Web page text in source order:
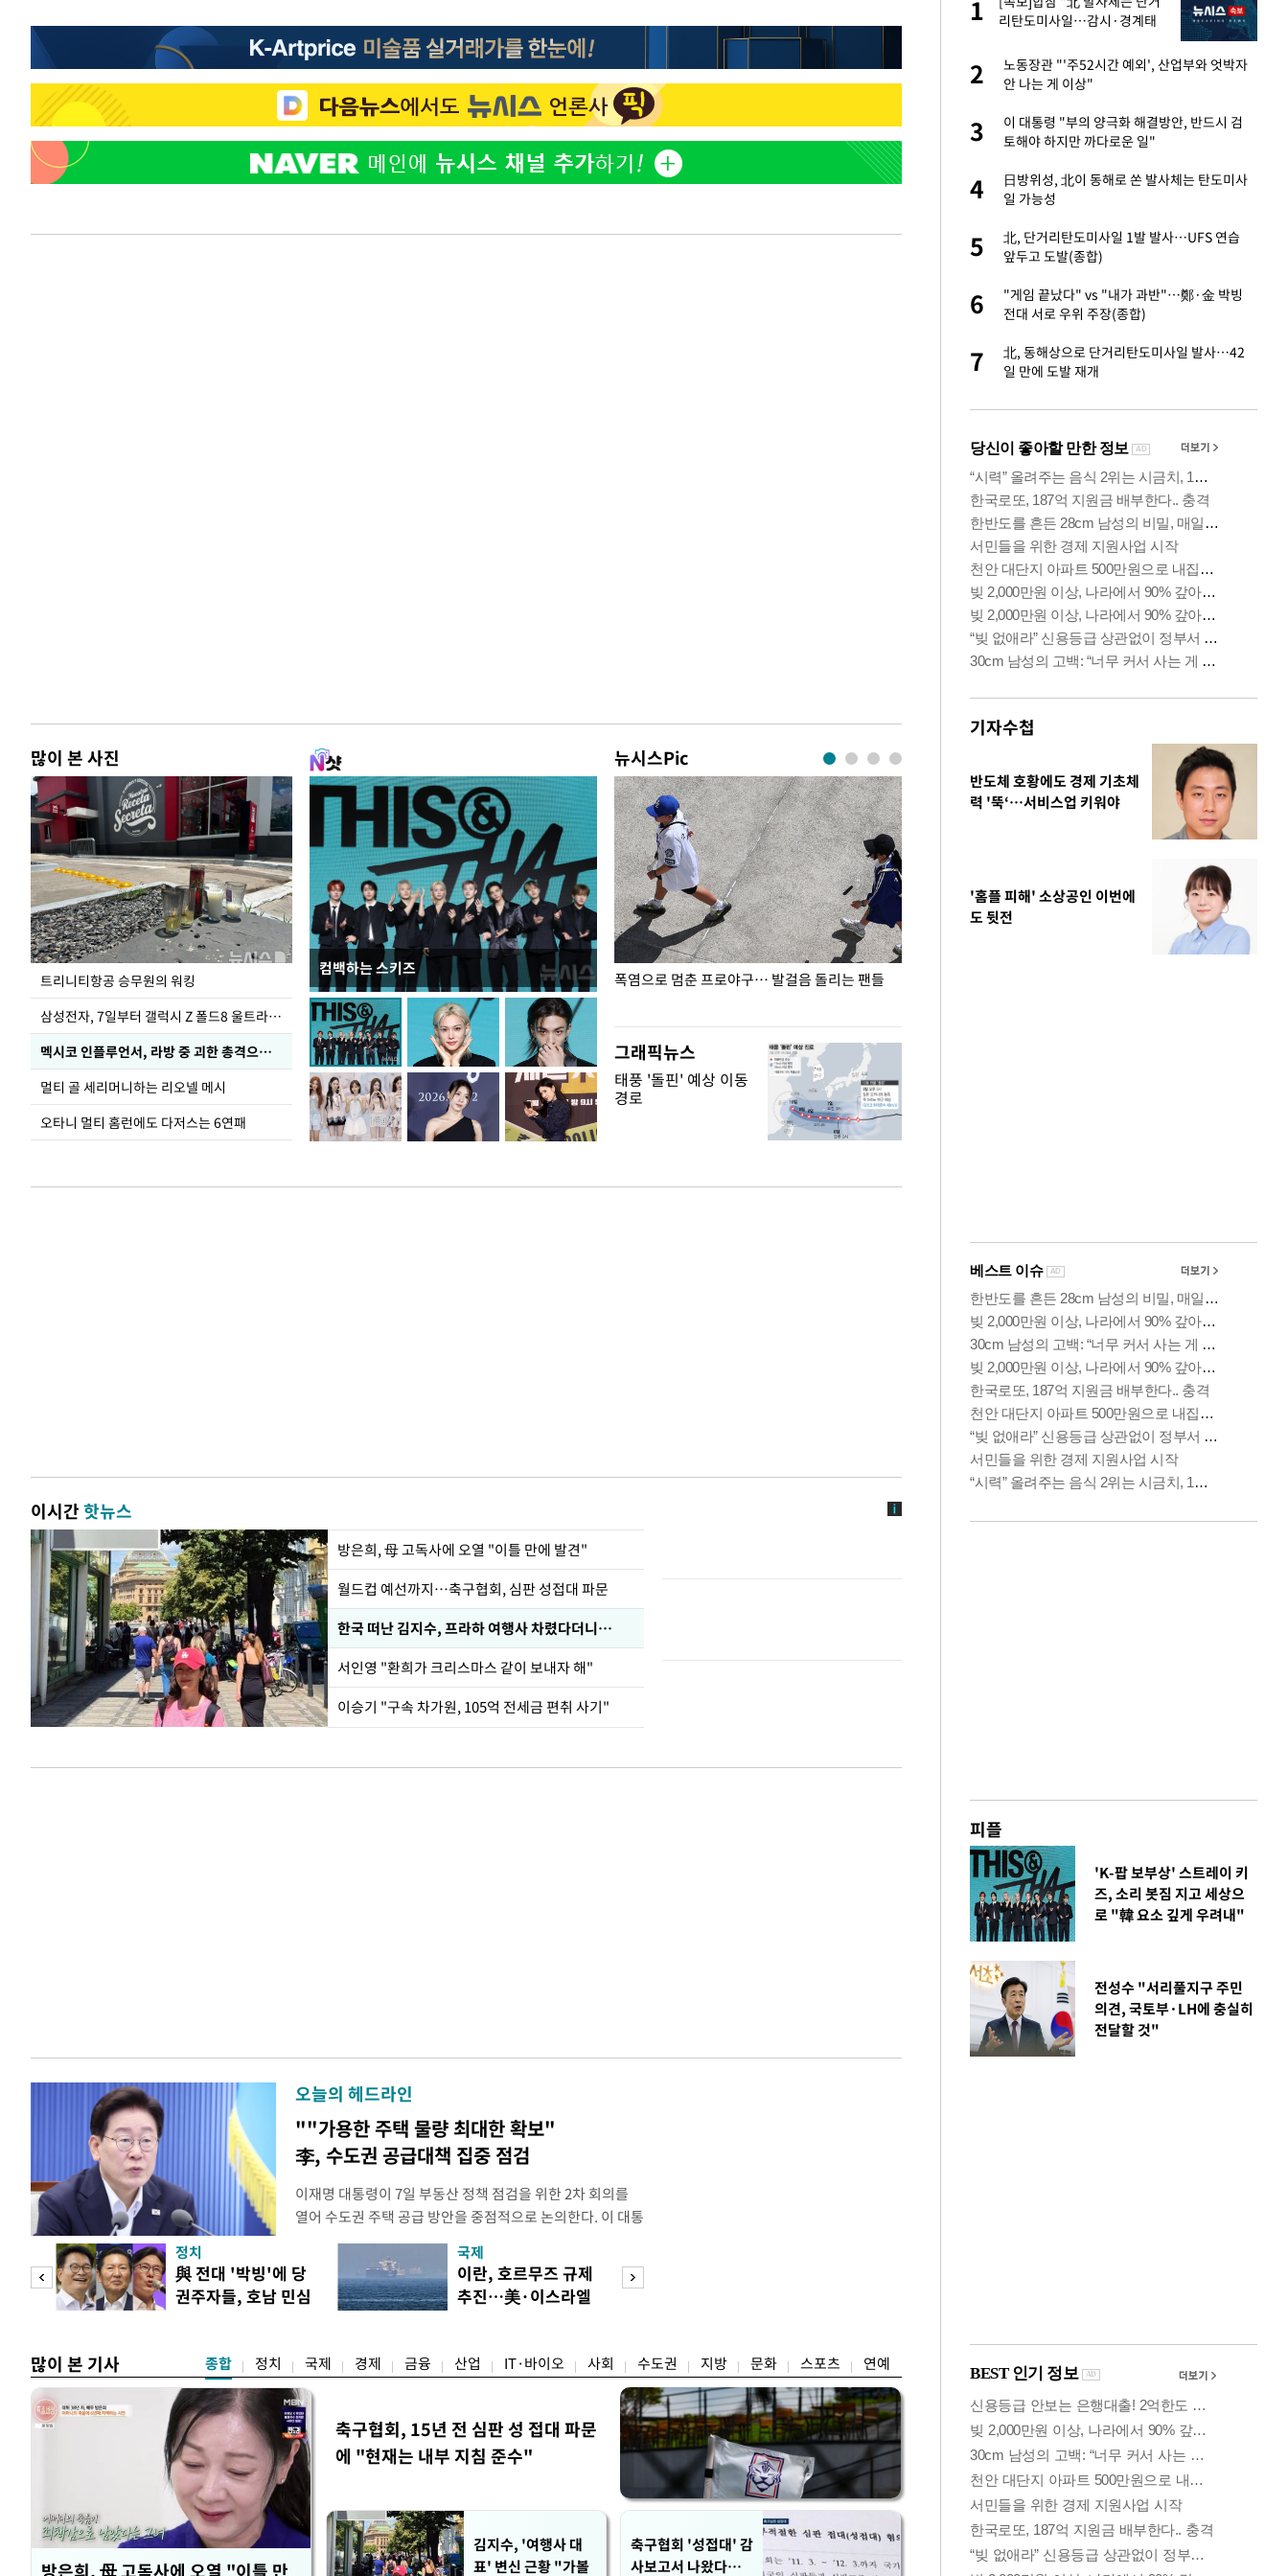
많이 본 사진
트리니티항공 승무원의 워킹
삼성전자, 7일부터 갤럭시 Z 폴드8 울트라·폴드8·플립8 출시
멕시코 인플루언서, 라방 중 괴한 총격으로 사망
멀티 골 세리머니하는 리오넬 메시
오타니 멀티 홈런에도 다저스는 6연패
컴백하는 스키즈
뉴시스Pic
입추 하루 앞둔 전남광주… 열화상 카메라에 담긴
폭염
폭염으로 멈춘 프로야구… 발걸음 돌리는 팬들
그래픽뉴스
태풍 '돌핀' 예상 이동
경로
이시간핫뉴스
방은희, 母 고독사에 오열 "이틀 만에 발견"
월드컵 예선까지…축구협회, 심판 성접대 파문
한국 떠난 김지수, 프라하 여행사 차렸다더니…
서인영 "환희가 크리스마스 같이 보내자 해"
이승기 "구속 차가원, 105억 전세금 편취 사기"
오늘의 헤드라인
""가용한 주택 물량 최대한 확보"
李, 수도권 공급대책 집중 점검
이재명 대통령이 7일 부동산 정책 점검을 위한 2차 회의를
열어 수도권 주택 공급 방안을 중점적으로 논의한다. 이 대통
령은 이날 오후 2시 청와대에서 부동산 정책 점검 2차 회의
를 비공개로 주재한다. 지난 3일 부동산·주식 시장 점검 비
공개 회의에서 "가용한 주택 공급 물량을 최대한 확보하
라"고 지시한 지 나흘 만이다. 앞서 이 대통령은 1차
정치
與 전대 '박빙'에 당
권주자들, 호남 민심
국제
이란, 호르무즈 규제
추진…美·이스라엘
많이 본 기사 종합 정치 국제 경제 금융 산업 IT·바이오 사회 수도권 지방 문화 스포츠 연예
방은희, 母 고독사에 오열 "이틀 만
축구협회, 15년 전 심판 성 접대 파문
에 "현재는 내부 지침 준수"
김지수, '여행사 대
표' 변신 근황 "가볼
축구협회 '성접대' 감
사보고서 나왔다…
2
축구협회, 15년 전 심판 성 접대 파문에 "현
재는 내부 지침 준수"
3
김지수, '여행사 대표' 변신 근황 "가볼 만하
니…"
4
축구협회 '성접대' 감사보고서 나왔다…월드
5
프로야구 9일까지 폭염 취소…11일 재개·오
1
리탄도미사일…감시·경계태
2
노동장관 "'주52시간 예외', 산업부와 엇박자
안 나는 게 이상"
3
이 대통령 "부의 양극화 해결방안, 반드시 검
토해야 하지만 까다로운 일"
4
日방위성, 北이 동해로 쏜 발사체는 탄도미사
일 가능성
5
北, 단거리탄도미사일 1발 발사…UFS 연습
앞두고 도발(종합)
6
"게임 끝났다" vs "내가 과반"…鄭·金 박빙
전대 서로 우위 주장(종합)
7
北, 동해상으로 단거리탄도미사일 발사…42
일 만에 도발 재개
기자수첩
반도체 호황에도 경제 기초체
력 '뚝‘…서비스업 키워야
'홈플 피해' 소상공인 이번에
도 뒷전
피플
'K-팝 보부상' 스트레이 키
즈, 소리 봇짐 지고 세상으
로 "韓 요소 깊게 우려내"
전성수 "서리풀지구 주민
의견, 국토부·LH에 충실히
전달할 것"